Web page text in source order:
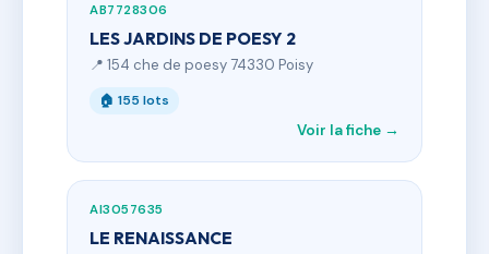
AB7728306
LES JARDINS DE POESY 2
📍 154 che de poesy 74330 Poisy
🏠 155 lots
Voir la fiche →
AI3057635
LE RENAISSANCE